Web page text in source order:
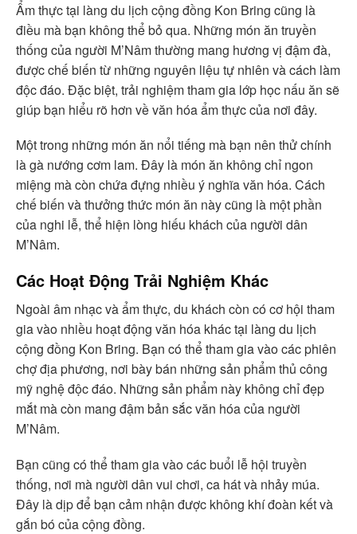
Ẩm thực tại làng du lịch cộng đồng Kon Bring cũng là
điều mà bạn không thể bỏ qua. Những món ăn truyền
thống của người M’Nâm thường mang hương vị đậm đà,
được chế biến từ những nguyên liệu tự nhiên và cách làm
độc đáo. Đặc biệt, trải nghiệm tham gia lớp học nấu ăn sẽ
giúp bạn hiểu rõ hơn về văn hóa ẩm thực của nơi đây.
Một trong những món ăn nổi tiếng mà bạn nên thử chính
là gà nướng cơm lam. Đây là món ăn không chỉ ngon
miệng mà còn chứa đựng nhiều ý nghĩa văn hóa. Cách
chế biến và thưởng thức món ăn này cũng là một phần
của nghi lễ, thể hiện lòng hiếu khách của người dân
M’Nâm.
Các Hoạt Động Trải Nghiệm Khác
Ngoài âm nhạc và ẩm thực, du khách còn có cơ hội tham
gia vào nhiều hoạt động văn hóa khác tại làng du lịch
cộng đồng Kon Bring. Bạn có thể tham gia vào các phiên
chợ địa phương, nơi bày bán những sản phẩm thủ công
mỹ nghệ độc đáo. Những sản phẩm này không chỉ đẹp
mắt mà còn mang đậm bản sắc văn hóa của người
M’Nâm.
Bạn cũng có thể tham gia vào các buổi lễ hội truyền
thống, nơi mà người dân vui chơi, ca hát và nhảy múa.
Đây là dịp để bạn cảm nhận được không khí đoàn kết và
gắn bó của cộng đồng.